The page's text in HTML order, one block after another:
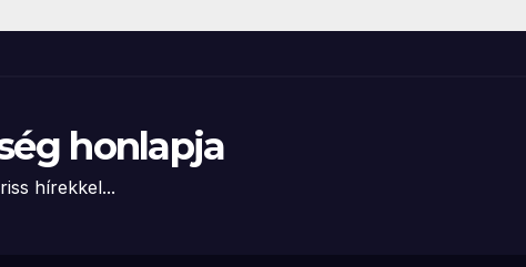
honlapja
hírekkel...